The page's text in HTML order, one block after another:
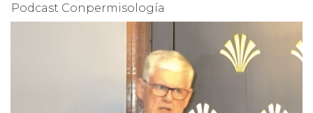
Podcast Conpermisología